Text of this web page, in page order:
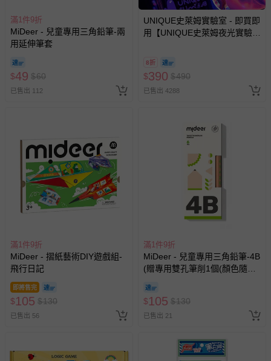
上服務，經消費者事先同意始提供（例如線上課程、遊
戲或活動點數等）。
已拆封之以下類型商品：
-個人衛生用品（例如尿布、貼身衣物、泳裝、襪子、地
-新生兒親膚衣物（嬰幼兒包巾與背巾、包屁衣、學習
褲、紗布衣等）。
-其他原廠盒裝商品封口處已貼上「不可拆封」，或具警
示字句等說明貼紙、封條者。
國際航空、客運、訂房等服務。
相關的退換貨辦理流程，可詳見： 退換貨 & 退款問題
運送服務：目前提供的運送僅限台灣本島。如您位於離島地
區，可能會無法配送，或須依據商品需加收離島運費。廠商
亦保留出貨與否的權利。離島、偏遠地區、樓層親送等加價
費用，可能會另需加收。
商品實際的配達日期，可於訂單個人資料內的查詢訂單內，
已出貨通知之訊息為主。
情形，您可申請更換新品或退貨，請見：退貨的辦理流程
滿1件9折
MiDeer - 兒童專用三角鉛筆-兩
用延伸筆套
$49 $60
已售出 112
UNIQUE史萊姆實驗室 - 即買即
用【UNIQUE史萊姆夜光實驗室
人小孩均一價(3歲以上需購票))
8折
$390 $490
已售出 4288
滿1件9折
MiDeer - 摺紙藝術DIY遊戲組-
飛行日記
即將售完
$105 $130
已售出 56
滿1件9折
MiDeer - 兒童專用三角鉛筆-4B
(贈專用雙孔筆削1個(顏色隨
$105 $130
已售出 21